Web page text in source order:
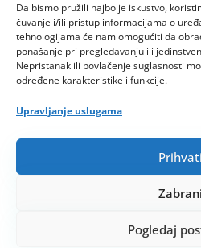
Da bismo pružili najbolje iskustvo,
čuvanje i/ili pristup informacijama o
tehnologijama će nam omogućiti da
ponašanje pri pregledavanju ili
Nepristanak ili povlačenje suglasnosti
određene karakteristike i funkcije.
Upravljanje uslugama
Prihvati
Zabrani
Pogledaj
Pravila privatnosti
Obavijesti
Društvene mreže